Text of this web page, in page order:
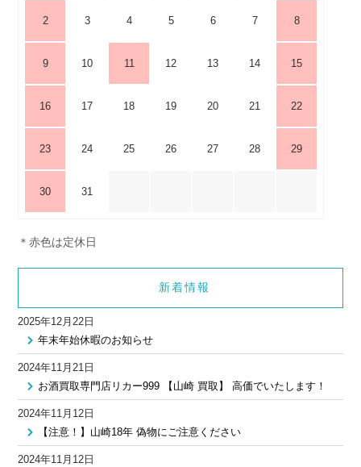
2 3 4 5 6 7 8
9 10 11 12 13 14 15
16 17 18 19 20 21 22
23 24 25 26 27 28 29
30 31
＊赤色は定休日
新着情報
2025年12月22日
年末年始休暇のお知らせ
2024年11月21日
お酒買取専門店リカー999 【山崎 買取】 高価でいたします！
2024年11月12日
【注意！】山崎18年 偽物にご注意ください
2024年11月12日